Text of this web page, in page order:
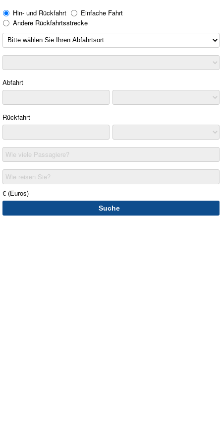
Hin- und Rückfahrt
Einfache Fahrt
Andere Rückfahrtsstrecke
Abfahrt
Rückfahrt
Wie viele Passagiere?
Wie reisen Sie?
€ (Euros)
Suche